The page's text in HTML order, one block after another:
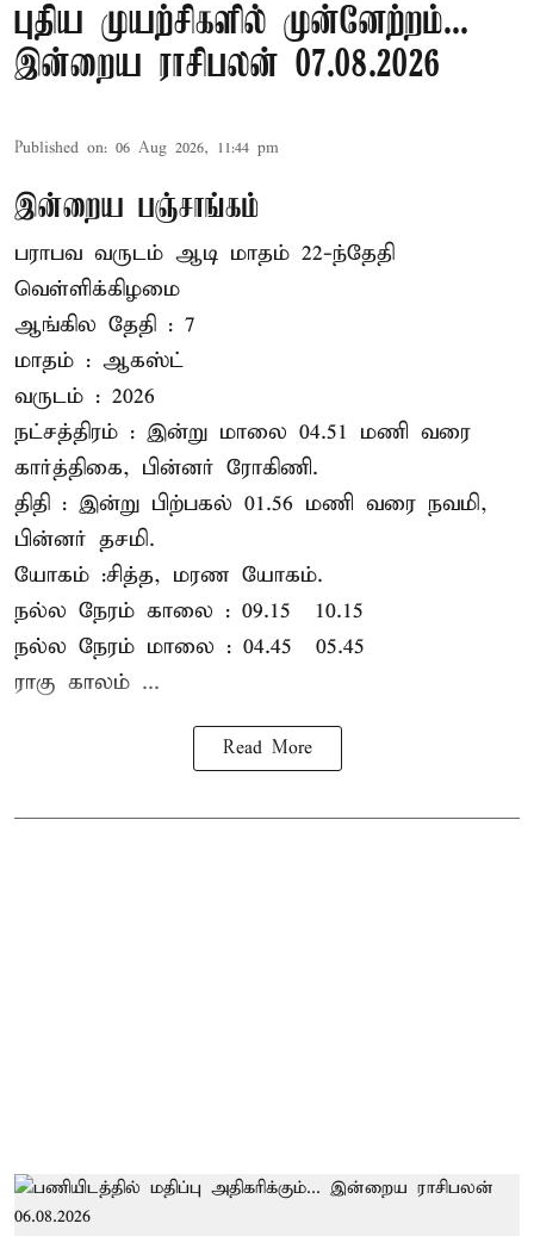
புதிய முயற்சிகளில் முன்னேற்றம்...
இன்றைய ராசிபலன் 07.08.2026
Published on: 06 Aug 2026, 11:44 pm
இன்றைய பஞ்சாங்கம்
பராபவ வருடம் ஆடி மாதம் 22-ந்தேதி
வெள்ளிக்கிழமை
ஆங்கில தேதி : 7
மாதம் : ஆகஸ்ட்
வருடம் : 2026
நட்சத்திரம் : இன்று மாலை 04.51 மணி வரை
கார்த்திகை, பின்னர் ரோகிணி.
திதி : இன்று பிற்பகல் 01.56 மணி வரை நவமி,
பின்னர் தசமி.
யோகம் :சித்த, மரண யோகம்.
நல்ல நேரம் காலை : 09.15 – 10.15
நல்ல நேரம் மாலை : 04.45 – 05.45
ராகு காலம் ...
Read More